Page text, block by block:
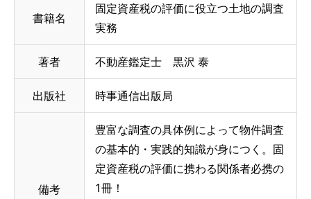
書籍名
固定資産税の評価に役立つ土地の調査
実務
著者 不動産鑑定士 黒沢 泰
出版社 時事通信出版局
備考
豊富な調査の具体例によって物件調査
の基本的・実践的知識が身につく。固
定資産税の評価に携わる関係者必携の
1冊！